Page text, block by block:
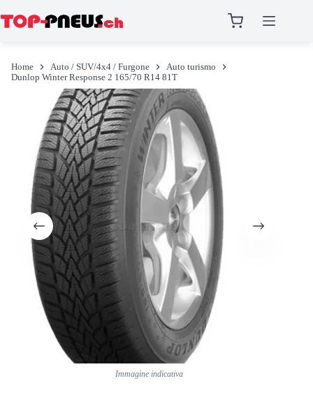
contenuto
Home Auto / SUV/4x4 / Furgone
Auto turismo
Dunlop Winter Response 2 165/70 R14 81T
Immagine indicativa